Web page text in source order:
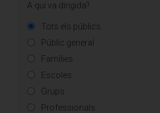
A qui va dirigida?
Tots els públics
Públic general
Famílies
Escoles
Grups
Professionals